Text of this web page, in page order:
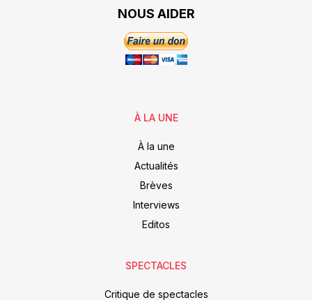
NOUS AIDER
À LA UNE
À la une
Actualités
Brèves
Interviews
Editos
SPECTACLES
Critique de spectacles